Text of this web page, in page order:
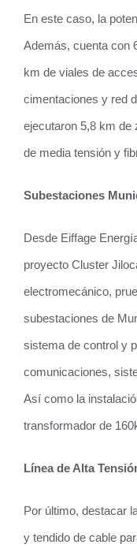
En este caso, la
Además, cuenta con
km de viales de
cimentaciones y red
ejecutaron 5,8 km de
de media tensión y
Subestaciones
Desde Eiffage
proyecto Cluster
electromecánico,
subestaciones de
sistema de control y
comunicaciones,
Así como la
transformador de
Línea de Alta
Por último, destacar
y tendido de cable